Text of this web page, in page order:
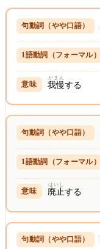
我慢
がまん
する
廃止
はいし
する